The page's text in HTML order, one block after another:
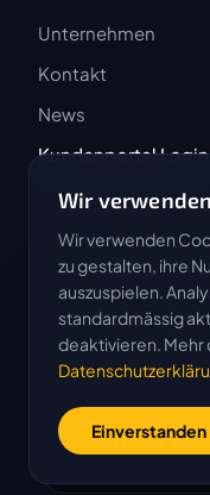
Unternehmen
Kontakt
News
Kundenportal Login
Wir
Wir verwenden
zu gestalten, ihre
auszuspielen.
standardmässig
deaktivieren. Mehr
Einverstanden